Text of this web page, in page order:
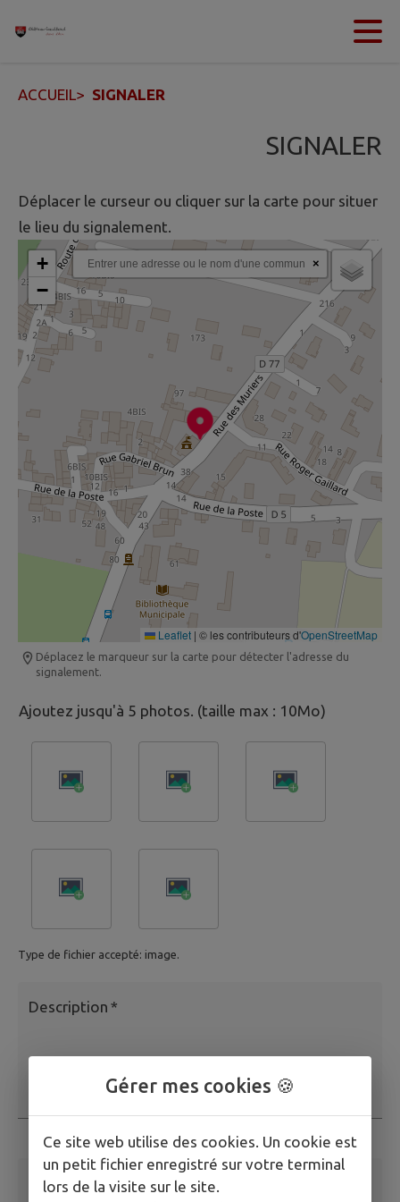
Contenu
ACCUEIL> SIGNALER
SIGNALER
Déplacer le curseur ou cliquer sur la carte pour situer
le lieu du signalement.
+
−
Leaflet | © les contributeurs d'OpenStreetMap
×
Déplacez le marqueur sur la carte pour détecter l'adresse du
signalement.
Ajoutez jusqu'à 5 photos. (taille max : 10Mo)
Type de fichier accepté: image.
Description *
Adresse email*
Gérer mes cookies 🍪
Ce site web utilise des cookies. Un cookie est
un petit fichier enregistré sur votre terminal
lors de la visite sur le site.